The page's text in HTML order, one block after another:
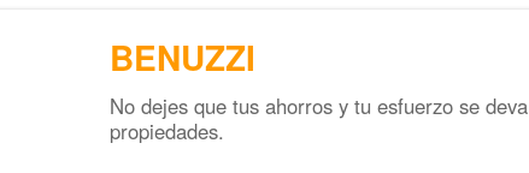
BENUZZI
No dejes que tus ahorros y tu esfuerzo se
propiedades.